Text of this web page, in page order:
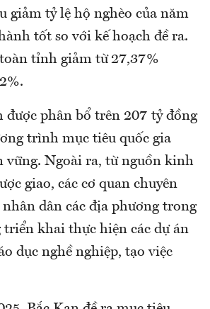
giảm tỷ lệ hộ nghèo của năm
tốt so với kế hoạch đề ra.
tỉnh giảm từ 27,37%
được phân bổ trên 207 tỷ đồng
trình mục tiêu quốc gia
vững. Ngoài ra, từ nguồn kinh
giao, các cơ quan chuyên
dân các địa phương trong
triển khai thực hiện các dự án
dục nghề nghiệp, tạo việc